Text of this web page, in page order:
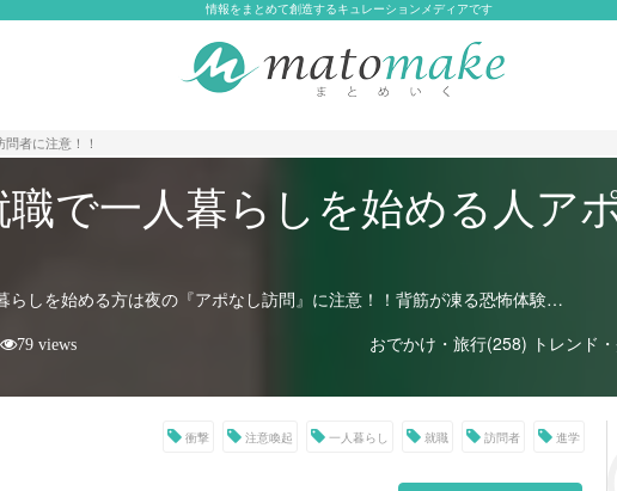
情報をまとめて創造するキュレーションメディアです
者に注意！！
で一人暮らしを始める人ア
らしを始める方は夜の『アポなし訪問』に注意！！背筋が凍る恐怖体験…
おでかけ・旅行(258) トレンド
79 views
衝撃 注意喚起 一人暮らし 就職 訪問者 進学